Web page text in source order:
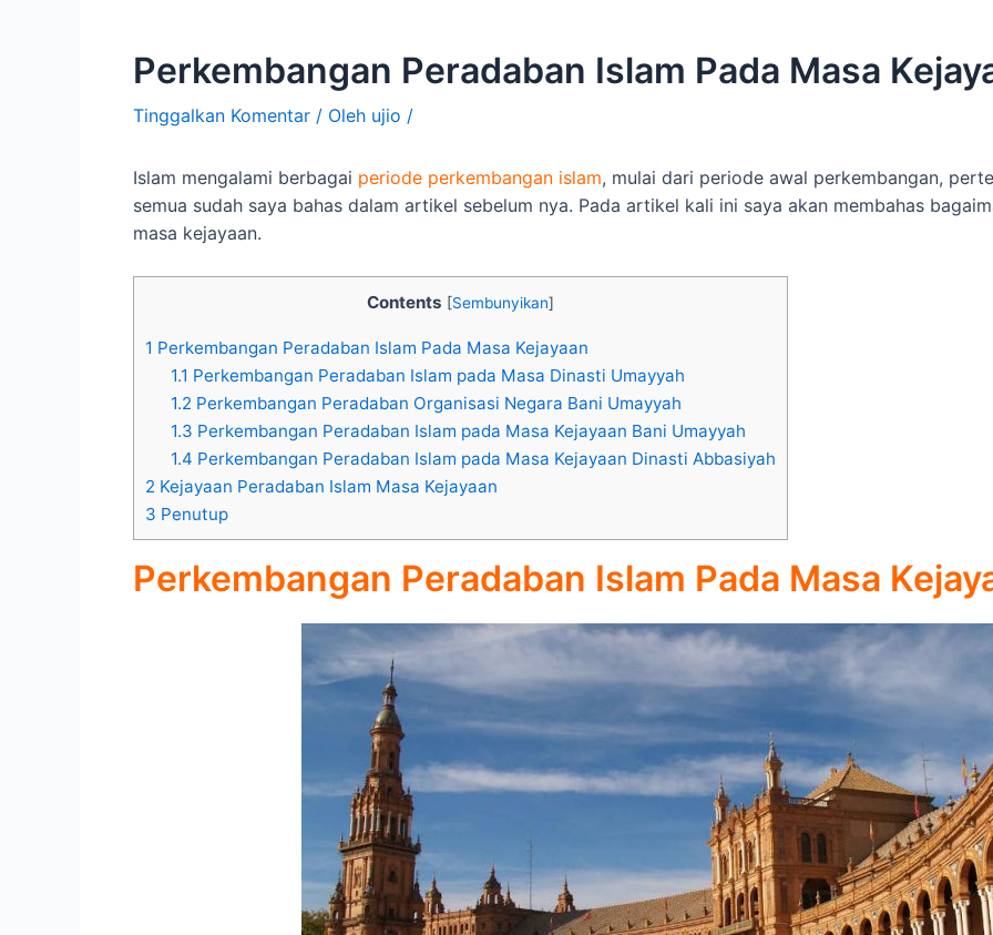
Perkembangan Peradaban Islam Pada Masa
Tinggalkan Komentar / Oleh ujio /
Islam mengalami berbagai periode perkembangan islam, mulai dari periode awal perkembangan,
semua sudah saya bahas dalam artikel sebelum nya. Pada artikel kali ini saya akan membahas
masa kejayaan.
Contents [Sembunyikan]
1 Perkembangan Peradaban Islam Pada Masa Kejayaan
1.1 Perkembangan Peradaban Islam pada Masa Dinasti Umayyah
1.2 Perkembangan Peradaban Organisasi Negara Bani Umayyah
1.3 Perkembangan Peradaban Islam pada Masa Kejayaan Bani Umayyah
1.4 Perkembangan Peradaban Islam pada Masa Kejayaan Dinasti Abbasiyah
2 Kejayaan Peradaban Islam Masa Kejayaan
3 Penutup
Perkembangan Peradaban Islam Pada Masa